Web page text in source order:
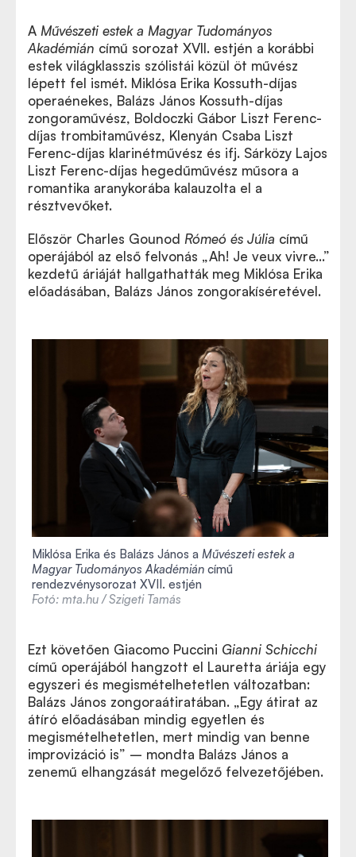
A Művészeti estek a Magyar Tudományos
Akadémián című sorozat XVII. estjén a korábbi
estek világklasszis szólistái közül öt művész
lépett fel ismét. Miklósa Erika Kossuth-díjas
operaénekes, Balázs János Kossuth-díjas
zongoraművész, Boldoczki Gábor Liszt Ferenc-
díjas trombitaművész, Klenyán Csaba Liszt
Ferenc-díjas klarinétművész és ifj. Sárközy Lajos
Liszt Ferenc-díjas hegedűművész műsora a
romantika aranykorába kalauzolta el a
résztvevőket.
Először Charles Gounod Rómeó és Júlia című
operájából az első felvonás „Ah! Je veux vivre…”
kezdetű áriáját hallgathatták meg Miklósa Erika
előadásában, Balázs János zongorakíséretével.
Miklósa Erika és Balázs János a Művészeti estek a
Magyar Tudományos Akadémián című
rendezvénysorozat XVII. estjén
Fotó: mta.hu / Szigeti Tamás
Ezt követően Giacomo Puccini Gianni Schicchi
című operájából hangzott el Lauretta áriája egy
egyszeri és megismételhetetlen változatban:
Balázs János zongoraátiratában. „Egy átirat az
átíró előadásában mindig egyetlen és
megismételhetetlen, mert mindig van benne
improvizáció is” – mondta Balázs János a
zenemű elhangzását megelőző felvezetőjében.